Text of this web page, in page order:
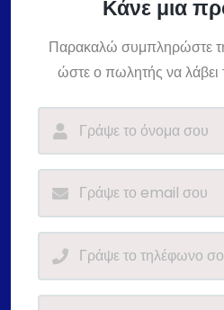
Κάνε μια
Παρακαλώ συμπληρώστε
ώστε ο πωλητής να